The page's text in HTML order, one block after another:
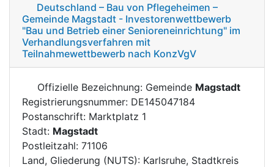
Deutschland – Bau von Pflegeheimen –
Gemeinde Magstadt - Investorenwettbewerb
"Bau und Betrieb einer Senioreneinrichtung" im
Verhandlungsverfahren mit
Teilnahmewettbewerb nach KonzVgV
Offizielle Bezeichnung: Gemeinde Magstadt
Registrierungsnummer: DE145047184
Postanschrift: Marktplatz 1
Stadt: Magstadt
Postleitzahl: 71106
Land, Gliederung (NUTS): Karlsruhe, Stadtkreis